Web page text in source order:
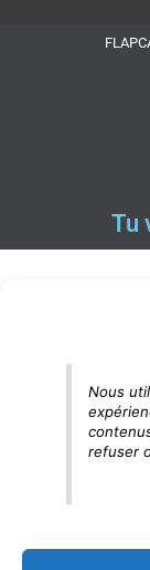
Nous
refuser
Tu